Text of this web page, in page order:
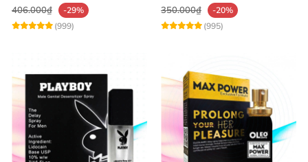
406.000₫
-29%
(999)
350.000₫
-20%
(995)